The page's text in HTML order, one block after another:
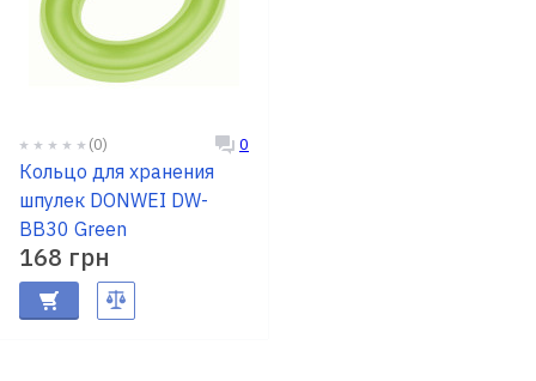
(0) 0
Кольцо для хранения
шпулек DONWEI DW-
BB30 Green
168 грн